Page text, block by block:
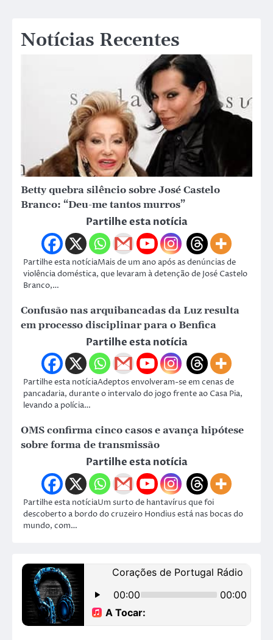
Notícias Recentes
Betty quebra silêncio sobre José Castelo
Branco: “Deu-me tantos murros”
Partilhe esta notícia
Partilhe esta notíciaMais de um ano após as denúncias de
violência doméstica, que levaram à detenção de José Castelo
Branco,…
Confusão nas arquibancadas da Luz resulta
em processo disciplinar para o Benfica
Partilhe esta notícia
Partilhe esta notíciaAdeptos envolveram-se em cenas de
pancadaria, durante o intervalo do jogo frente ao Casa Pia,
levando a polícia…
OMS confirma cinco casos e avança hipótese
sobre forma de transmissão
Partilhe esta notícia
Partilhe esta notíciaUm surto de hantavírus que foi
descoberto a bordo do cruzeiro Hondius está nas bocas do
mundo, com…